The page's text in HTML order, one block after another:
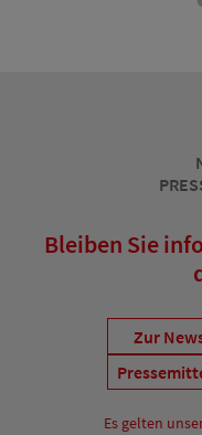
Bleiben Sie
Zur
Es gelten